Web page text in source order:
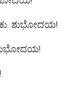
ಶುಭೋದಯ!
ಶುಭೋದಯ!